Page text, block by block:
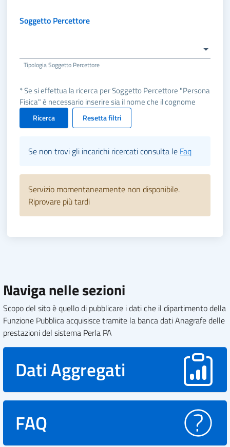
Soggetto Percettore
Tipologia Soggetto Percettore
* Se si effettua la ricerca per Soggetto Percettore "Persona
Fisica" è necessario inserire sia il nome che il cognome
Ricerca Resetta filtri
Se non trovi gli incarichi ricercati consulta le Faq
Servizio momentaneamente non disponibile.
Riprovare più tardi
Naviga nelle sezioni
Scopo del sito è quello di pubblicare i dati che il dipartimento della
Funzione Pubblica acquisisce tramite la banca dati Anagrafe delle
prestazioni del sistema Perla PA
Dati Aggregati
FAQ